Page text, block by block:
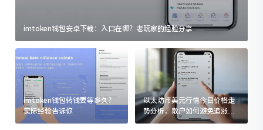
imtoken钱包安卓下载：入口在哪？老玩家的经验分享
imtoken钱包转钱要等多久？
实际经验告诉你
以太坊币美元行情今日价格走
势分析，散户如何避免追涨杀
跌被套牢